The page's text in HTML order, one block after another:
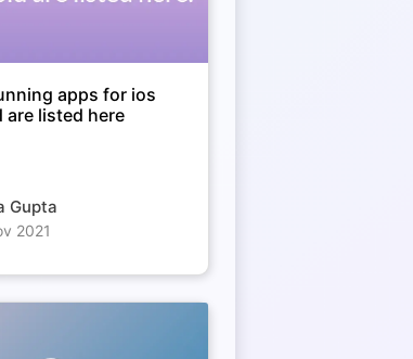
apps for ios
are listed here
Gupta
2021